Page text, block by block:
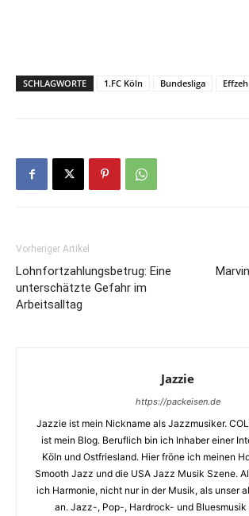
SCHLAGWORTE 1.FC Köln Bundesliga Effzeh
Vorheriger Artikel
Lohnfortzahlungsbetrug: Eine
unterschätzte Gefahr im
Arbeitsalltag
Jazzie
https://packeisen.de
Jazzie ist mein Nickname als Jazzmusiker.
ist mein Blog. Beruflich bin ich Inhaber einer
Köln und Ostfriesland. Hier fröne ich meinen
Smooth Jazz und die USA Jazz Musik Szene.
ich Harmonie, nicht nur in der Musik, als unser
an. Jazz-, Pop-, Hardrock- und Bluesmusik